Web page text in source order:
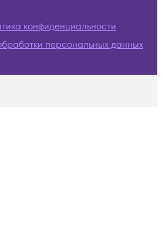
конфиденциальности
персональных данных